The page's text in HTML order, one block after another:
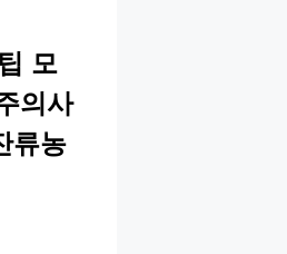
모
의사
류농